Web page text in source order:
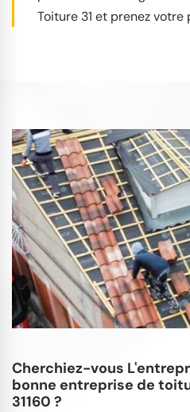
Toiture 31 et prenez
Cherchiez-vous
bonne entreprise de
31160 ?